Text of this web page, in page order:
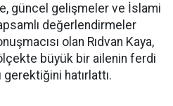
güncel gelişmeler ve İslami
değerlendirmeler
olan Rıdvan Kaya,
büyük bir ailenin ferdi
gerektiğini hatırlattı.